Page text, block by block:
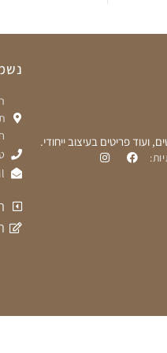
ועוד פריטים בעיצוב ייחודי.